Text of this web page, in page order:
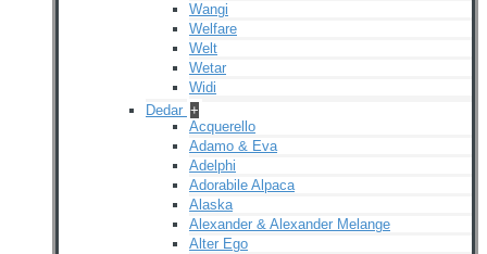
Wangi
Welfare
Welt
Wetar
Widi
Dedar +
Acquerello
Adamo & Eva
Adelphi
Adorabile Alpaca
Alaska
Alexander & Alexander Melange
Alter Ego